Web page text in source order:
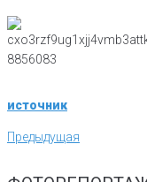
источник
Навигация
по
Предыдущая
Предыдущая